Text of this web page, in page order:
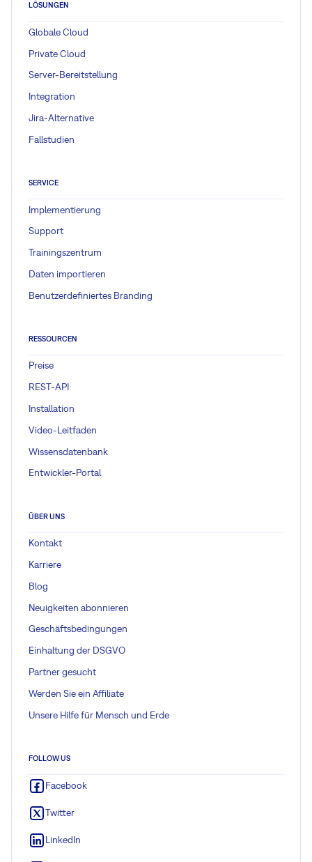
LÖSUNGEN
Globale Cloud
Private Cloud
Server-Bereitstellung
Integration
Jira-Alternative
Fallstudien
SERVICE
Implementierung
Support
Trainingszentrum
Daten importieren
Benutzerdefiniertes Branding
RESSOURCEN
Preise
REST-API
Installation
Video-Leitfaden
Wissensdatenbank
Entwickler-Portal
ÜBER UNS
Kontakt
Karriere
Blog
Neuigkeiten abonnieren
Geschäftsbedingungen
Einhaltung der DSGVO
Partner gesucht
Werden Sie ein Affiliate
Unsere Hilfe für Mensch und Erde
FOLLOW US
Facebook
Twitter
LinkedIn